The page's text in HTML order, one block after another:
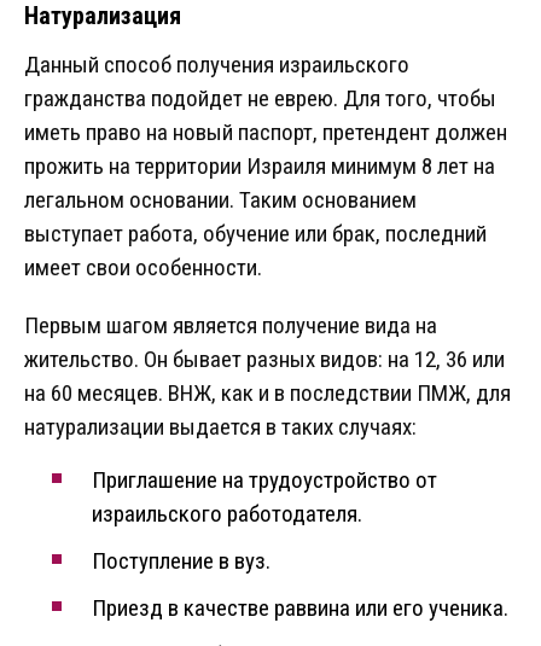
Натурализация
Данный способ получения израильского
гражданства подойдет не еврею. Для того, чтобы
иметь право на новый паспорт, претендент должен
прожить на территории Израиля минимум 8 лет на
легальном основании. Таким основанием
выступает работа, обучение или брак, последний
имеет свои особенности.
Первым шагом является получение вида на
жительство. Он бывает разных видов: на 12, 36 или
на 60 месяцев. ВНЖ, как и в последствии ПМЖ, для
натурализации выдается в таких случаях:
Приглашение на трудоустройство от
израильского работодателя.
Поступление в вуз.
Приезд в качестве раввина или его ученика.